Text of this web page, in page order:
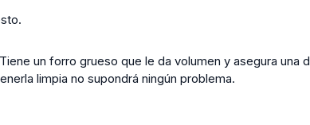
un forro grueso que le da volumen y asegura una
limpia no supondrá ningún problema.